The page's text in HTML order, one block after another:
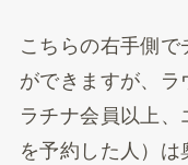
こちらの右手側で
ができますが、
ラチナ会員以上
を予約した人）